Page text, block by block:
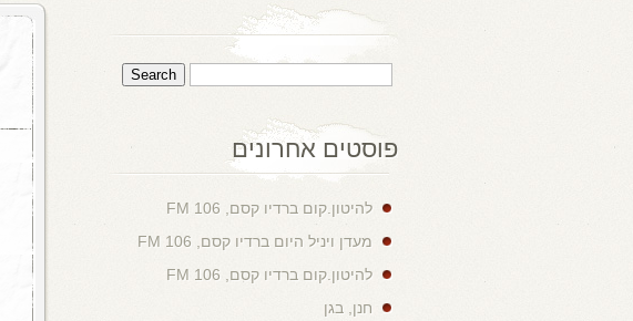
פוסטים אחרונים
להיטון.קום ברדיו קסם, 106 FM
מעדן ויניל היום ברדיו קסם, 106 FM
להיטון.קום ברדיו קסם, 106 FM
חנן, בגן